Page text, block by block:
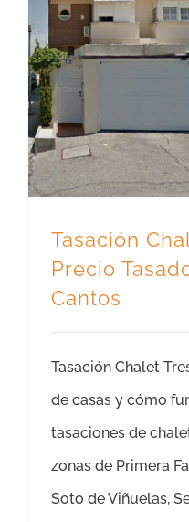
Tasación
Precio
Cantos
Tasación Chalet
de casas y cómo
tasaciones de
zonas de Primera
Soto de Viñuelas,